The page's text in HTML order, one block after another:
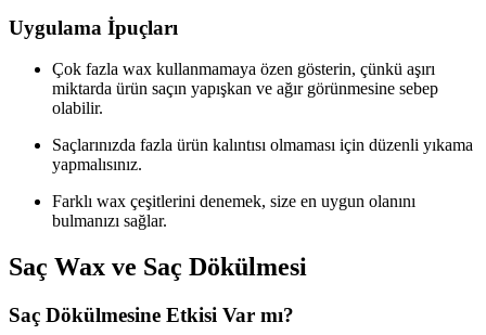
Uygulama İpuçları
Çok fazla wax kullanmamaya özen gösterin, çünkü aşırı
miktarda ürün saçın yapışkan ve ağır görünmesine sebep
olabilir.
Saçlarınızda fazla ürün kalıntısı olmaması için düzenli yıkama
yapmalısınız.
Farklı wax çeşitlerini denemek, size en uygun olanını
bulmanızı sağlar.
Saç Wax ve Saç Dökülmesi
Saç Dökülmesine Etkisi Var mı?